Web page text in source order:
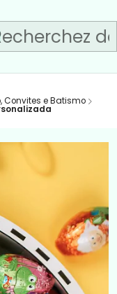
Convites e Batismo